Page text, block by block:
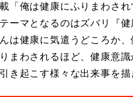
「俺は健康にふりまわされ
ーマとなるのはズバリ『
は健康に気遣うどころか
まわされるほど、健康意識
き起こす様々な出来事を描